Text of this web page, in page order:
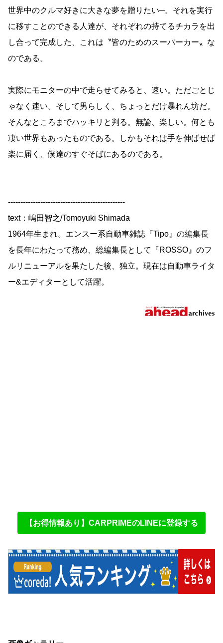
世界中のクルマ好きに大きな夢を贈りたい─。それを実行
に移すことのできる人達が、それぞれの持てるチカラを出
し合って完成した、これは〝皆のためのスーパーカー〟な
のである。
実際にモニターの中で走らせてみると、速い。ただごとじ
ゃなく速い。そして男らしく、ちょっとだけ暴れん坊だ。
そんなところまでハッキリと判る。無論、楽しい。何とも
凄い世界もあったものである。しかもそれは手を伸ばせば
楽に届く、僕達のすぐそばにあるのである。
-----------------------------------------------
text：嶋田智之/Tomoyuki Shimada
1964年生まれ。エンスー系自動車雑誌『Tipo』の編集長
を長年にわたって務め、総編集長として『ROSSO』のフ
ルリニューアルを果たした後、独立。現在は自動車ライタ
ー&エディターとして活躍。
【お得情報あり】CARPRIMEのLINEに登録する